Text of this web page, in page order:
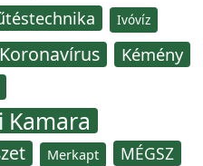
Ivóvíz
Koronavírus Kémény
Merkapt MÉGSZ